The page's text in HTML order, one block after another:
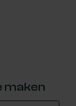
maken